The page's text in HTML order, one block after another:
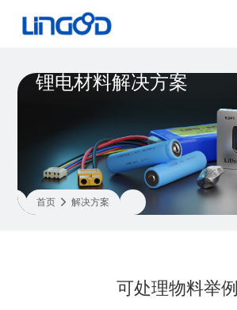
锂电材料解决方案
首页  解决方案
可处理物料举例